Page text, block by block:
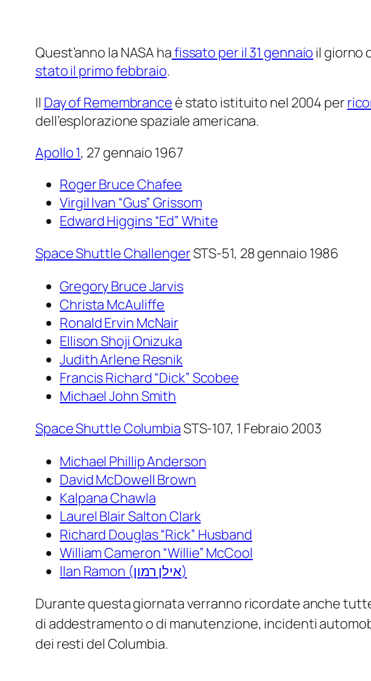
Quest’anno la NASA hafissato per il 31 gennaio il giorno
stato il primo febbraio.
Il Day of Remembrance è stato istituito nel 2004 per
dell’esplorazione spaziale americana.
Apollo 1, 27 gennaio 1967
Roger Bruce Chafee
Virgil Ivan “Gus” Grissom
Edward Higgins “Ed” White
Space ShuttleChallengerSTS-51, 28 gennaio 1986
Gregory Bruce Jarvis
Christa McAuliffe
Ronald Ervin McNair
Ellison Shoji Onizuka
Judith Arlene Resnik
Francis Richard “Dick” Scobee
Michael John Smith
Space ShuttleColumbiaSTS-107, 1 Febraio 2003
Michael Phillip Anderson
David McDowell Brown
Kalpana Chawla
Laurel Blair Salton Clark
Richard Douglas “Rick” Husband
William Cameron “Willie” McCool
Ilan Ramon (אילן רמון)
Durante questa giornata verranno ricordate anche
di addestramento o di manutenzione, incidenti
dei resti del Columbia.